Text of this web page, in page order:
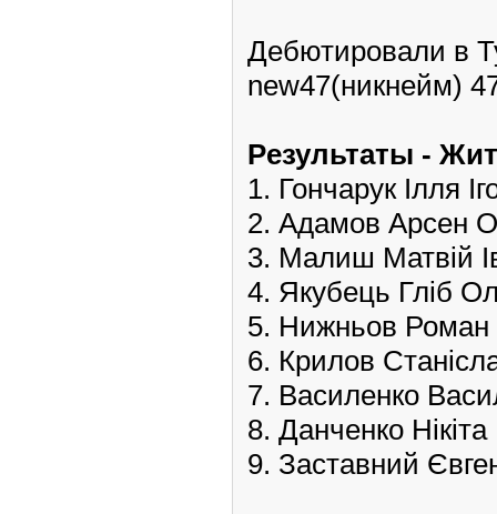
Дебютировали в
new47(никнейм)
Pезультаты -
1. Гончарук Ілля
2. Адамов Арсен
3. Малиш Матвій
4. Якубець Гліб
5. Нижньов Роман
6. Крилов
7. Василенко
8. Данченко
9. Заставний